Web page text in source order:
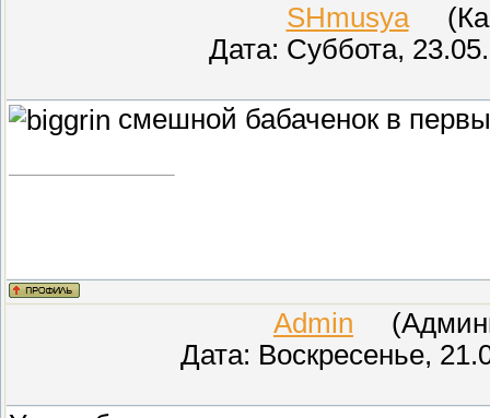
SHmusya
Дата: Суббота,
смешной бабаченок в
Admin
Дата: Воскресенье,